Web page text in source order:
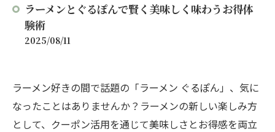
ラーメンとぐるぽんで賢く美味しく味わうお得体
験術
2025/08/11
ラーメン好きの間で話題の「ラーメン ぐるぽん」、気に
なったことはありませんか？ラーメンの新しい楽しみ方
として、クーポン活用を通じて美味しさとお得感を両立